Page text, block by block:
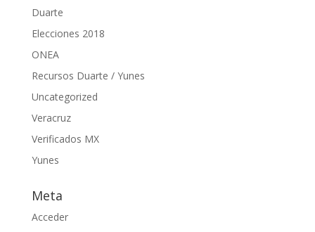
Duarte
Elecciones 2018
ONEA
Recursos Duarte / Yunes
Uncategorized
Veracruz
Verificados MX
Yunes
Meta
Acceder